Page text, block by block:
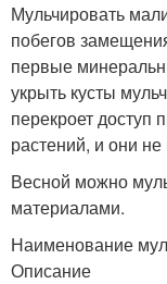
Мульчировать
побегов
первые
укрыть кусты
перекроет доступ
растений, и они
Весной можно
материалами.
Наименование
Описание